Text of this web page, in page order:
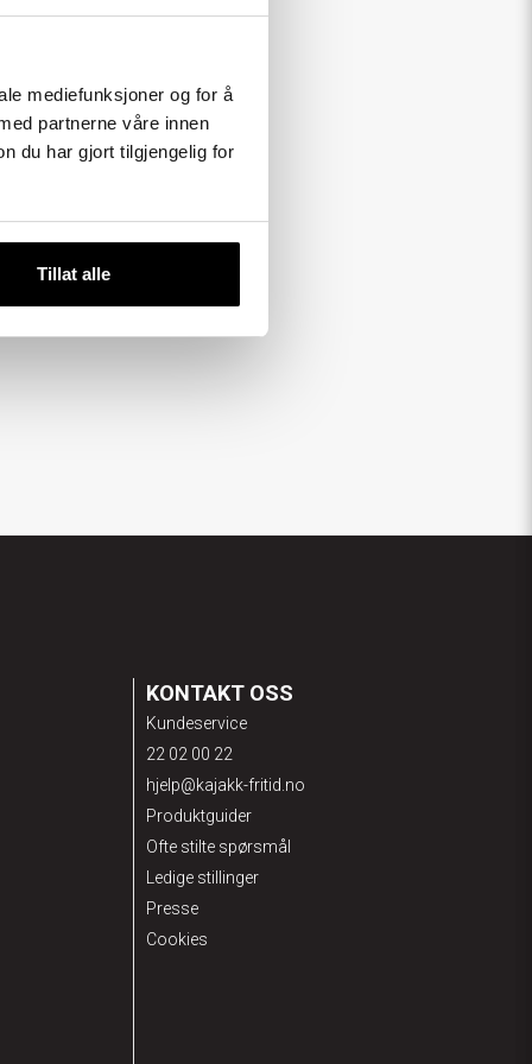
mediefunksjoner og for å
partnerne våre innen
du har gjort tilgjengelig for
Tillat alle
KONTAKT OSS
Kundeservice
22 02 00 22
hjelp@kajakk-fritid.no
Produktguider
Ofte stilte spørsmål
Ledige stillinger
Presse
Cookies